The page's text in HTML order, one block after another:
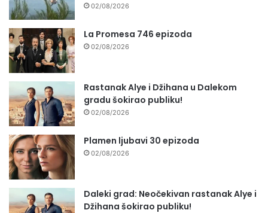
02/08/2026
La Promesa 746 epizoda
02/08/2026
Rastanak Alye i Džihana u Dalekom
gradu šokirao publiku!
02/08/2026
Plamen ljubavi 30 epizoda
02/08/2026
Daleki grad: Neočekivan rastanak Alye i
Džihana šokirao publiku!